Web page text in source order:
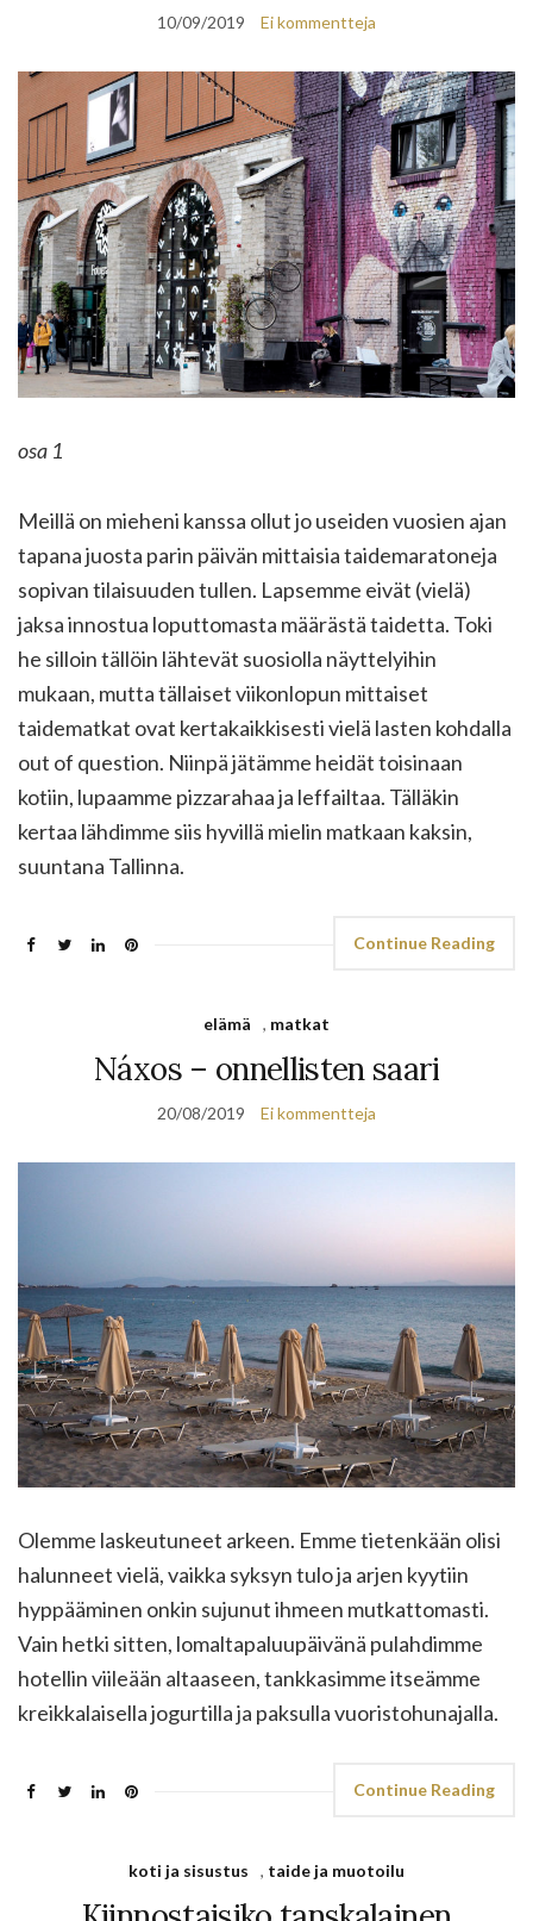
10/09/2019 Ei kommentteja
osa 1
Meillä on mieheni kanssa ollut jo useiden vuosien ajan
tapana juosta parin päivän mittaisia taidemaratoneja
sopivan tilaisuuden tullen. Lapsemme eivät (vielä)
jaksa innostua loputtomasta määrästä taidetta. Toki
he silloin tällöin lähtevät suosiolla näyttelyihin
mukaan, mutta tällaiset viikonlopun mittaiset
taidematkat ovat kertakaikkisesti vielä lasten kohdalla
out of question. Niinpä jätämme heidät toisinaan
kotiin, lupaamme pizzarahaa ja leffailtaa. Tälläkin
kertaa lähdimme siis hyvillä mielin matkaan kaksin,
suuntana Tallinna.
Continue Reading
elämä , matkat
Náxos – onnellisten saari
20/08/2019 Ei kommentteja
Olemme laskeutuneet arkeen. Emme tietenkään olisi
halunneet vielä, vaikka syksyn tulo ja arjen kyytiin
hyppääminen onkin sujunut ihmeen mutkattomasti.
Vain hetki sitten, lomaltapaluupäivänä pulahdimme
hotellin viileään altaaseen, tankkasimme itseämme
kreikkalaisella jogurtilla ja paksulla vuoristohunajalla.
Continue Reading
koti ja sisustus , taide ja muotoilu